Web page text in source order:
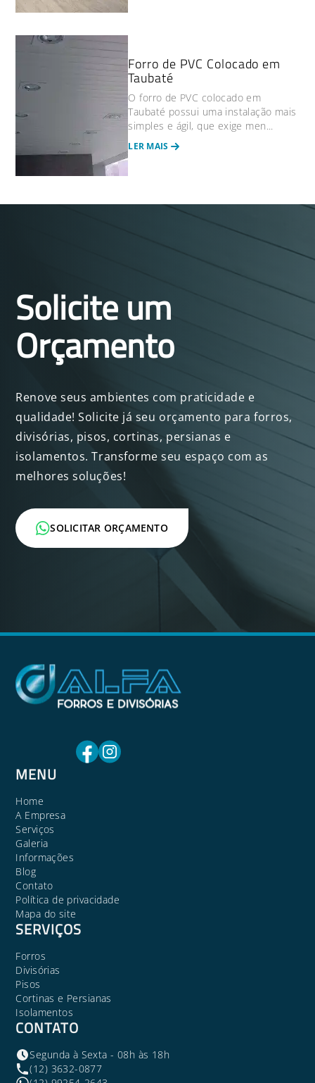
Forro de PVC Colocado em
Taubaté
O forro de PVC colocado em
Taubaté possui uma instalação mais
simples e ágil, que exige men...
LER MAIS
Solicite um
Orçamento
Renove seus ambientes com praticidade e
qualidade! Solicite já seu orçamento para forros,
divisórias, pisos, cortinas, persianas e
isolamentos. Transforme seu espaço com as
melhores soluções!
SOLICITAR ORÇAMENTO
MENU
Home
A Empresa
Serviços
Galeria
Informações
Blog
Contato
Política de privacidade
Mapa do site
SERVIÇOS
Forros
Divisórias
Pisos
Cortinas e Persianas
Isolamentos
CONTATO
Segunda à Sexta - 08h às 18h
(12) 3632-0877